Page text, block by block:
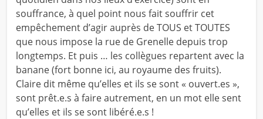
souffrance, à quel point nous fait souffrir cet
empêchement d’agir auprès de TOUS et TOUTES
que nous impose la rue de Grenelle depuis trop
longtemps. Et puis … les collègues repartent avec la
banane (fort bonne ici, au royaume des fruits).
Claire dit même qu’elles et ils se sont « ouvert.es »,
sont prêt.e.s à faire autrement, en un mot elle sent
qu’elles et ils se sont libéré.e.s !